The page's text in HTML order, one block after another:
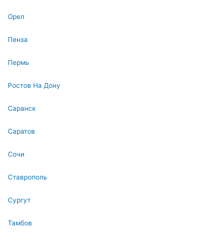
Орел
Пенза
Пермь
Ростов На Дону
Саранск
Саратов
Сочи
Ставрополь
Сургут
Тамбов